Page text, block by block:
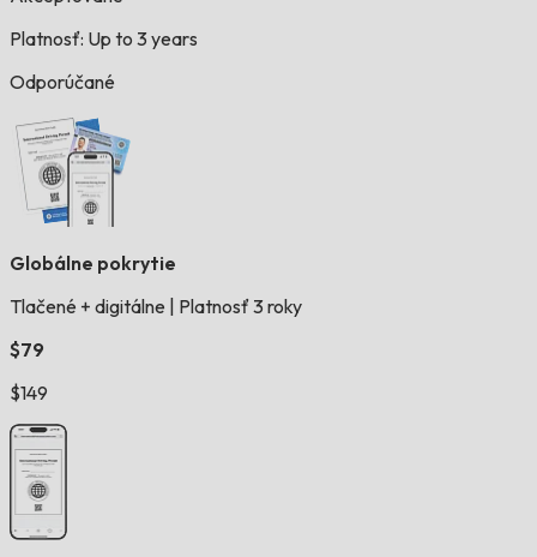
Platnosť: Up to 3 years
Odporúčané
Globálne pokrytie
Tlačené + digitálne
Platnosť 3 roky
$79
$149